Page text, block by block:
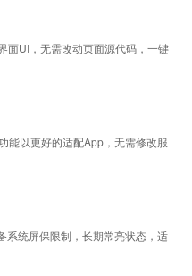
面UI，无需改动页面源代码，一键
能以更好的适配App，无需修改服
系统屏保限制，长期常亮状态，适